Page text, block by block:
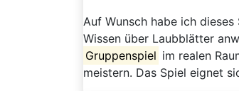
Auf Wunsch habe ich
Wissen über Laubblätter
Gruppenspiel im realen
meistern. Das Spiel eignet